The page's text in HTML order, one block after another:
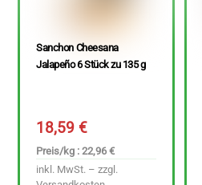
Sanchon Cheesana
Jalapeño 6 Stück zu 135 g
18,59€
Preis/kg : 22,96 €
inkl. MwSt. – zzgl.